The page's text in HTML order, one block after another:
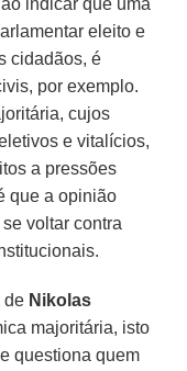
eleito e
cidadãos, é
por exemplo.
cujos
e vitalícios,
a pressões
que a opinião
voltar contra
de Nikolas
majoritária, isto
questiona quem